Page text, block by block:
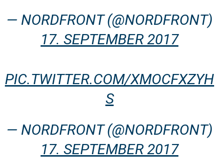
— NORDFRONT (@NORDFRONT)
17. SEPTEMBER 2017
PIC.TWITTER.COM/XMOCFXZYH
S
— NORDFRONT (@NORDFRONT)
17. SEPTEMBER 2017